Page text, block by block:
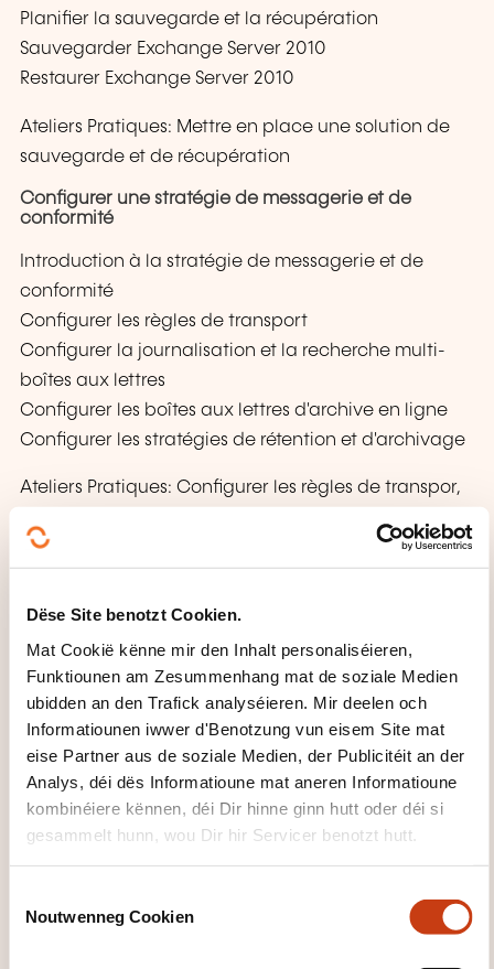
Dëse Site benotzt Cookien.
Mat Cookië kënne mir den Inhalt personaliséieren,
Funktiounen am Zesummenhang mat de soziale Medien
ubidden an den Trafick analyséieren. Mir deelen och
Informatiounen iwwer d'Benotzung vun eisem Site mat
eise Partner aus de soziale Medien, der Publicitéit an der
Analys, déi dës Informatioune mat aneren Informatioune
kombinéiere kënnen, déi Dir hinne ginn hutt oder déi si
gesammelt hunn, wou Dir hir Servicer benotzt hutt.
Noutwenneg Cookien
Planifier la sauvegarde et la récupération
Sauvegarder Exchange Server 2010
Restaurer Exchange Server 2010
Ateliers Pratiques: Mettre en place une solution de
sauvegarde et de récupération
Configurer une stratégie de messagerie et de
conformité
Introduction à la stratégie de messagerie et de
conformité
Configurer les règles de transport
Configurer la journalisation et la recherche multi-
boîtes aux lettres
Configurer les boîtes aux lettres d'archive en ligne
Configurer les stratégies de rétention et d'archivage
Ateliers Pratiques: Configurer les règles de transpor,
lettres - Configurer l'archivage de la boîte aux lettre
Sécuriser Exchange Server 2010
Configuration du contrôle d'accès basé sur les rôles
(RBAC)
Configurer la journalisation de l'audit
Configurer l'accès Internet sécurisé
Ateliers Pratiques: Sécuriser Exchange Server 2010
Surveiller et dépanner Exchange Server 2010
Dépanner Exchange Server 2010